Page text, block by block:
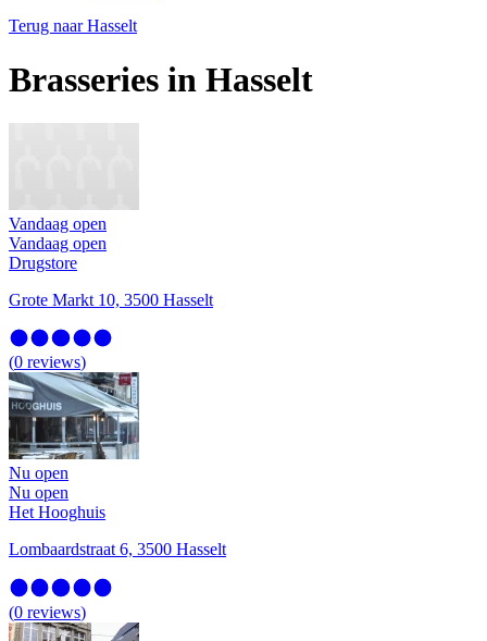
Terug naar Hasselt
Brasseries in Hasselt
Vandaag open
Vandaag open
Drugstore
Grote Markt 10, 3500 Hasselt
(0 reviews)
Nu open
Nu open
Het Hooghuis
Lombaardstraat 6, 3500 Hasselt
(0 reviews)